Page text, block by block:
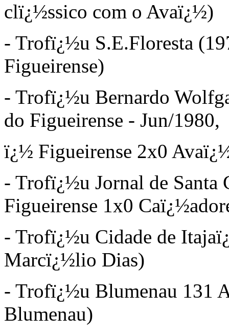
clï¿½ssico com o Avaï¿½)
- Trofï¿½u S.E.Floresta
Figueirense)
- Trofï¿½u Bernardo
do Figueirense - Jun/1980,
ï¿½ Figueirense 2x0
- Trofï¿½u Jornal de Santa
Figueirense 1x0
- Trofï¿½u Cidade de
Marcï¿½lio Dias)
- Trofï¿½u Blumenau 131
Blumenau)